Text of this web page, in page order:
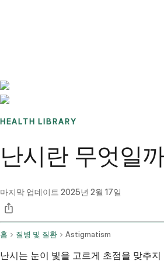
HEALTH LIBRARY
난시란 무엇일
마지막 업데이트 2025년 2월 17일
홈 질병 및 질환 Astigmatism
난시는 눈이 빛을 고르게 초점을 맞추